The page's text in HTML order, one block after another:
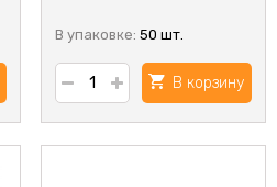
В упаковке: 50 шт.
В корзину